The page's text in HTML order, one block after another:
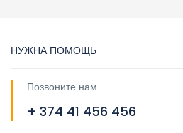
НУЖНА ПОМОЩЬ
Позвоните нам
+ 374 41 456 456